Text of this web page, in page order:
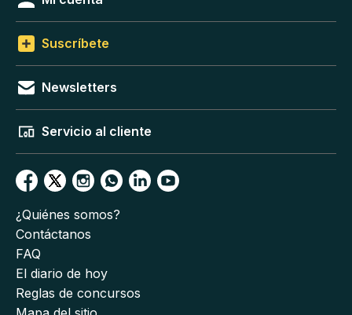
Suscríbete
Newsletters
Servicio al cliente
¿Quiénes somos?
Contáctanos
FAQ
El diario de hoy
Reglas de concursos